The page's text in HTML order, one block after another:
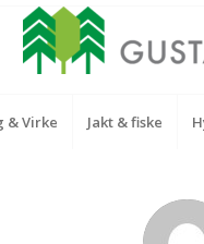
& Virke Jakt & fiske